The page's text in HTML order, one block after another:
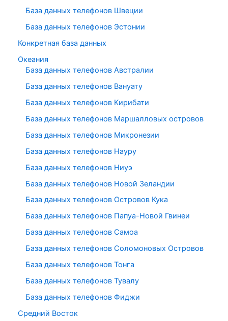
База данных телефонов Швеции
База данных телефонов Эстонии
Конкретная база данных
Океания
База данных телефонов Австралии
База данных телефонов Вануату
База данных телефонов Кирибати
База данных телефонов Маршалловых островов
База данных телефонов Микронезии
База данных телефонов Науру
База данных телефонов Ниуэ
База данных телефонов Новой Зеландии
База данных телефонов Островов Кука
База данных телефонов Папуа-Новой Гвинеи
База данных телефонов Самоа
База данных телефонов Соломоновых Островов
База данных телефонов Тонга
База данных телефонов Тувалу
База данных телефонов Фиджи
Средний Восток